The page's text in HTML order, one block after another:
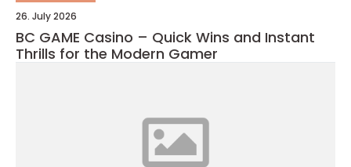
26. July 2026
BC GAME Casino – Quick Wins and Instant
Thrills for the Modern Gamer